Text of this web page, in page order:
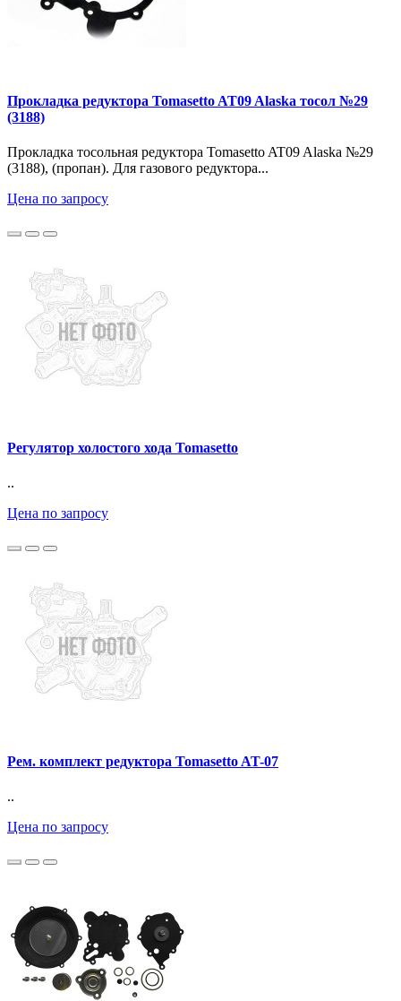
Прокладка редуктора Tomasetto AT09 Alaska тосол №29
(3188)
Прокладка тосольная редуктора Tomasetto AT09 Alaska №29
(3188), (пропан). Для газового редуктора...
Цена по запросу
Регулятор холостого хода Tomasetto
..
Цена по запросу
Рем. комплект редуктора Tomasetto AT-07
..
Цена по запросу